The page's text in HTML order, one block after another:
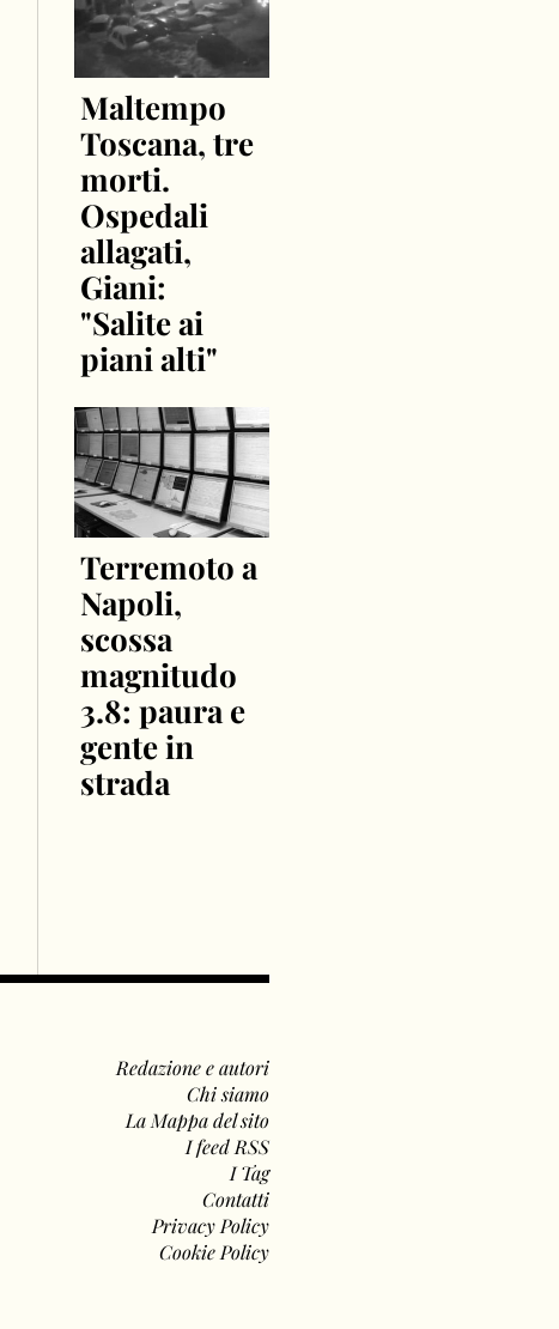
Maltempo
Toscana, tre
morti.
Ospedali
allagati,
Giani:
"Salite ai
piani alti"
Terremoto a
Napoli,
scossa
magnitudo
3.8: paura e
gente in
strada
Redazione e autori
Chi siamo
La Mappa del sito
I feed RSS
I Tag
Contatti
Privacy Policy
Cookie Policy